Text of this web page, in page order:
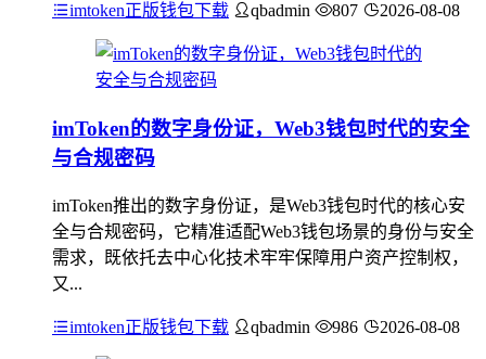
imtoken正版钱包下载 qbadmin 807 2026-08-08
imToken的数字身份证，Web3钱包时代的安全
与合规密码
imToken推出的数字身份证，是Web3钱包时代的核心安
全与合规密码，它精准适配Web3钱包场景的身份与安全
需求，既依托去中心化技术牢牢保障用户资产控制权，
又...
imtoken正版钱包下载 qbadmin 986 2026-08-08